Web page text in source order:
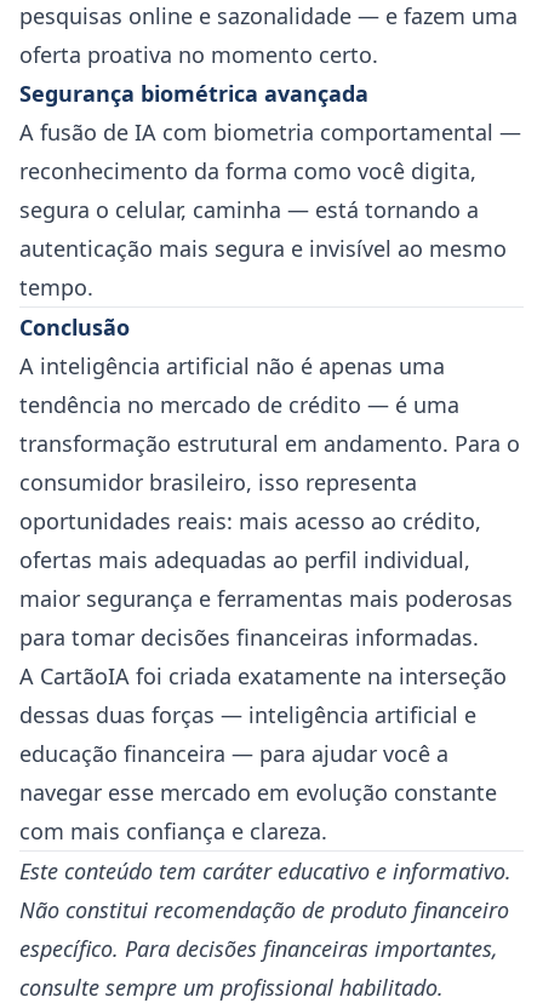
pesquisas online e sazonalidade — e fazem uma
oferta proativa no momento certo.
Segurança biométrica avançada
A fusão de IA com biometria comportamental —
reconhecimento da forma como você digita,
segura o celular, caminha — está tornando a
autenticação mais segura e invisível ao mesmo
tempo.
Conclusão
A inteligência artificial não é apenas uma
tendência no mercado de crédito — é uma
transformação estrutural em andamento. Para o
consumidor brasileiro, isso representa
oportunidades reais: mais acesso ao crédito,
ofertas mais adequadas ao perfil individual,
maior segurança e ferramentas mais poderosas
para tomar decisões financeiras informadas.
A CartãoIA foi criada exatamente na interseção
dessas duas forças — inteligência artificial e
educação financeira — para ajudar você a
navegar esse mercado em evolução constante
com mais confiança e clareza.
Este conteúdo tem caráter educativo e informativo.
Não constitui recomendação de produto financeiro
específico. Para decisões financeiras importantes,
consulte sempre um profissional habilitado.